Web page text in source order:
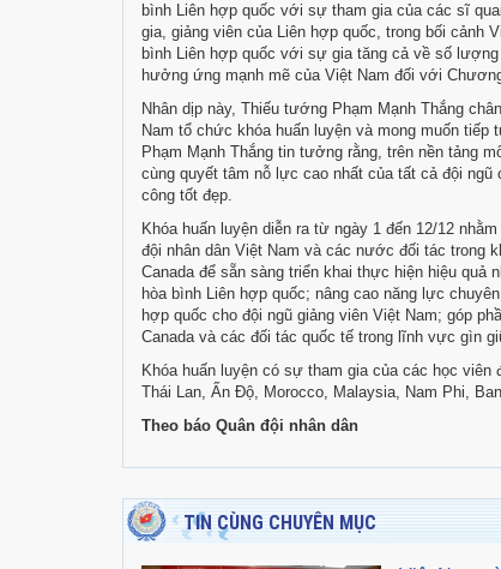
bình Liên hợp quốc với sự tham gia của các sĩ
gia, giảng viên của Liên hợp quốc, trong bối cảnh
bình Liên hợp quốc với sự gia tăng cả về số
hưởng ứng mạnh mẽ của Việt Nam đối với
Nhân dịp này, Thiếu tướng Phạm Mạnh Thắng
Nam tổ chức khóa huấn luyện và mong muốn
Phạm Mạnh Thắng tin tưởng rằng, trên nền tảng
cùng quyết tâm nỗ lực cao nhất của tất cả đội
công tốt đẹp.
Khóa huấn luyện diễn ra từ ngày 1 đến 12/12
đội nhân dân Việt Nam và các nước đối tác trong
Canada để sẵn sàng triển khai thực hiện hiệu
hòa bình Liên hợp quốc; nâng cao năng lực
hợp quốc cho đội ngũ giảng viên Việt Nam; góp
Canada và các đối tác quốc tế trong lĩnh vực gìn
Khóa huấn luyện có sự tham gia của các học
Thái Lan, Ấn Độ, Morocco, Malaysia, Nam Phi,
Theo báo Quân đội nhân dân
TIN CÙNG CHUYÊN MỤC